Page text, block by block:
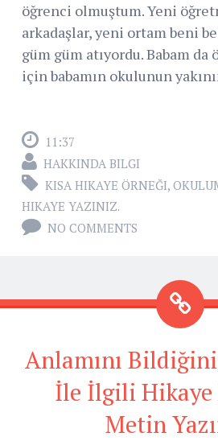
öğrenci olmuştum. Yeni
arkadaşlar, yeni ortam beni
güm güm atıyordu. Babam
için babamın okulunun
11:37
HAKKINDA BILGI
KISA HIKAYE ÖRNEĞI,
HIKAYE YAZINIZ.
NO COMMENTS
Anlamını
İle İlgili Hikaye
Metin